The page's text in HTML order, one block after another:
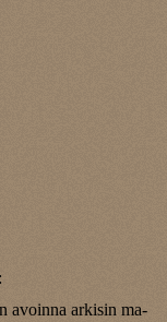
avoinna arkisin ma-